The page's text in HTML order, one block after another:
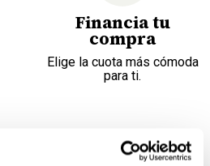
Financia tu
compra
Elige la cuota más cómoda
para ti.